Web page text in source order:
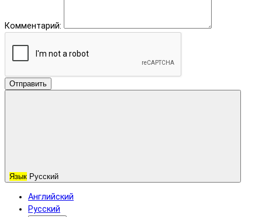
Комментарий:
Отправить
Язык Русский
Английский
Русский